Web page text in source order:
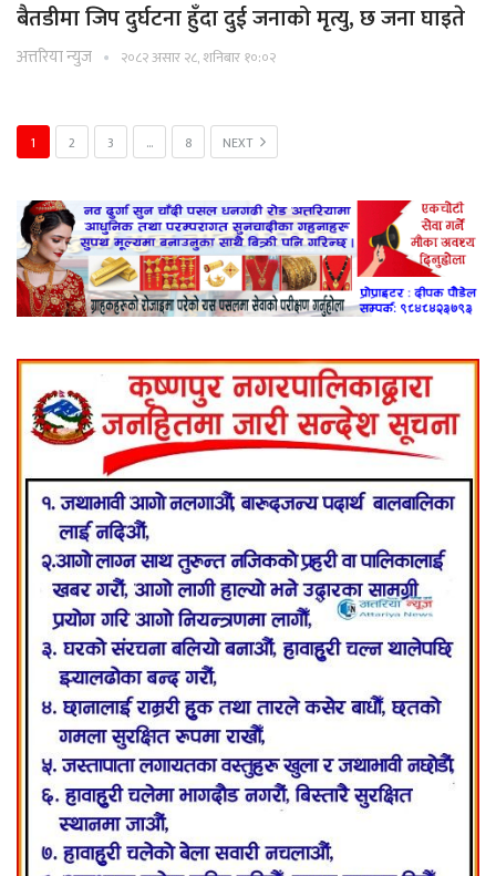
बैतडीमा जिप दुर्घटना हुँदा दुई जनाको मृत्यु, छ जना घाइते
अत्तरिया न्युज २०८२ असार २८, शनिबार १०:०२
1 2 3 … 8 NEXT